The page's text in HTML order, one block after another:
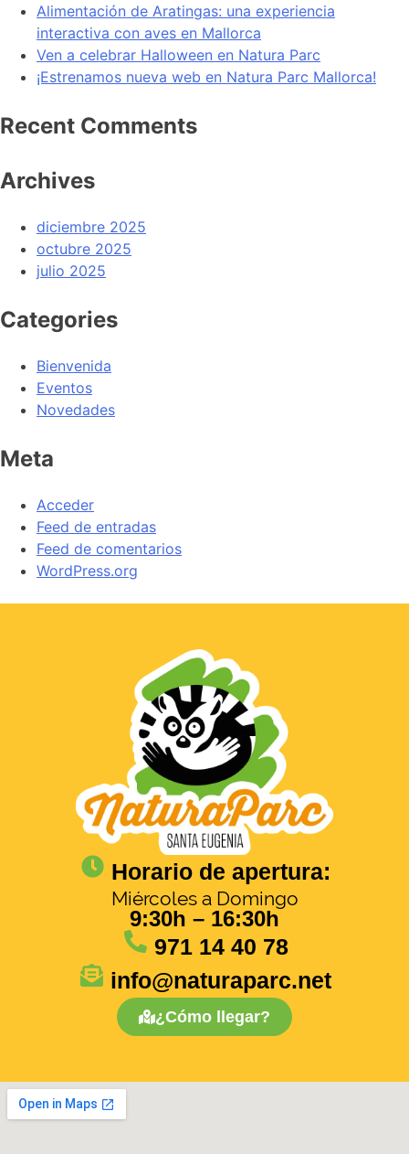
Alimentación de Aratingas: una experiencia
interactiva con aves en Mallorca
Ven a celebrar Halloween en Natura Parc
¡Estrenamos nueva web en Natura Parc Mallorca!
Recent Comments
Archives
diciembre 2025
octubre 2025
julio 2025
Categories
Bienvenida
Eventos
Novedades
Meta
Acceder
Feed de entradas
Feed de comentarios
WordPress.org
Horario de apertura:
Miércoles a Domingo
9:30h – 16:30h
971 14 40 78
info@naturaparc.net
¿Cómo llegar?